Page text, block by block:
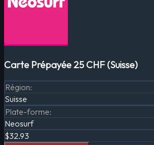
Carte Prépayée 25 CHF (Suisse)
Région:
Suisse
Plate-forme:
Neosurf
$32.93